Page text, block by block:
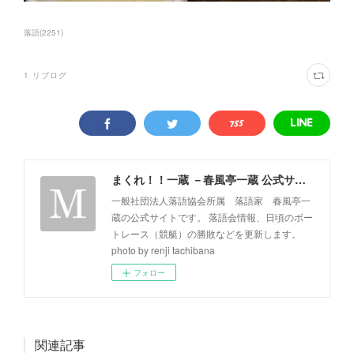
落語(2251)
1 リブログ
まくれ！！一蔵 －春風亭一蔵 公式サイト－
一般社団法人落語協会所属 落語家 春風亭一
蔵の公式サイトです。 落語会情報、日頃のボー
トレース（競艇）の勝敗などを更新します。
photo by renji tachibana
フォロー
関連記事